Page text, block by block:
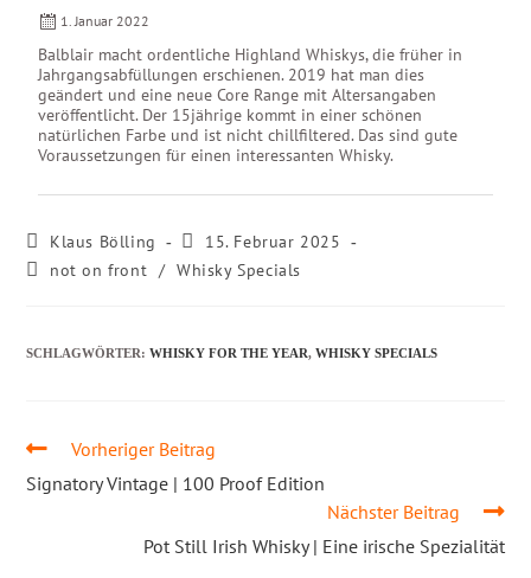
1. Januar 2022
Balblair macht ordentliche Highland Whiskys, die früher in
Jahrgangsabfüllungen erschienen. 2019 hat man dies
geändert und eine neue Core Range mit Altersangaben
veröffentlicht. Der 15jährige kommt in einer schönen
natürlichen Farbe und ist nicht chillfiltered. Das sind gute
Voraussetzungen für einen interessanten Whisky.
Klaus Bölling
15. Februar 2025
not on front / Whisky Specials
SCHLAGWÖRTER:WHISKY FOR THE YEAR, WHISKY SPECIALS
Vorheriger Beitrag
Signatory Vintage | 100 Proof Edition
Nächster Beitrag
Pot Still Irish Whisky | Eine irische Spezialität